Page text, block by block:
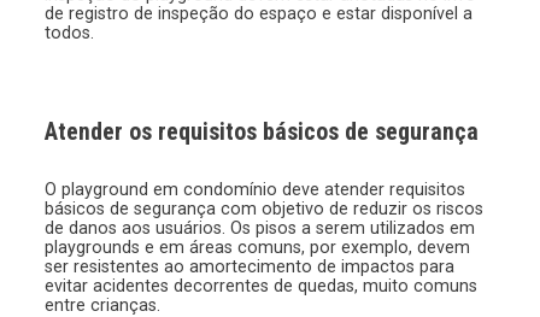
de registro de inspeção do espaço e estar disponível a
todos.
Atender os requisitos básicos de segurança
O playground em condomínio deve atender requisitos
básicos de segurança com objetivo de reduzir os riscos
de danos aos usuários. Os pisos a serem utilizados em
playgrounds e em áreas comuns, por exemplo, devem
ser resistentes ao amortecimento de impactos para
evitar acidentes decorrentes de quedas, muito comuns
entre crianças.